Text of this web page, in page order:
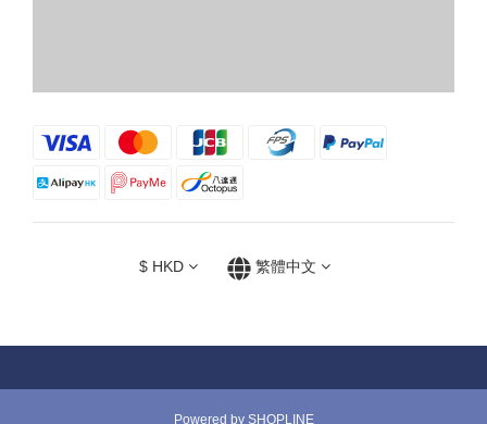
$ HKD 繁體中文
Powered by SHOPLINE